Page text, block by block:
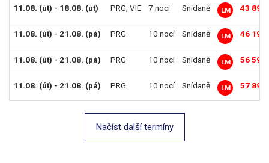
11.08. (út) - 18.08. (út) PRG VIE 7 nocí Snídaně LM 43 890
11.08. (út) - 21.08. (pá) PRG 10 nocí Snídaně LM 46 190
11.08. (út) - 21.08. (pá) PRG 10 nocí Snídaně LM 56 590
11.08. (út) - 21.08. (pá) PRG 10 nocí Snídaně LM 57 890
Načíst další termíny